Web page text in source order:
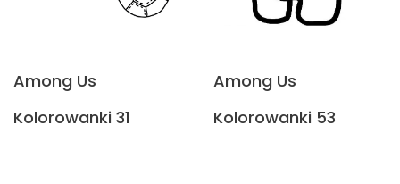
Among Us
Kolorowanki 31
Among Us
Kolorowanki 53